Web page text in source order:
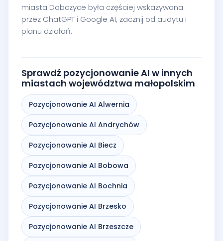
miasta Dobczyce była częściej wskazywana
przez ChatGPT i Google AI, zacznij od audytu i
planu działań.
Sprawdź pozycjonowanie AI w innych
miastach województwa małopolskim
Pozycjonowanie AI Alwernia
Pozycjonowanie AI Andrychów
Pozycjonowanie AI Biecz
Pozycjonowanie AI Bobowa
Pozycjonowanie AI Bochnia
Pozycjonowanie AI Brzesko
Pozycjonowanie AI Brzeszcze